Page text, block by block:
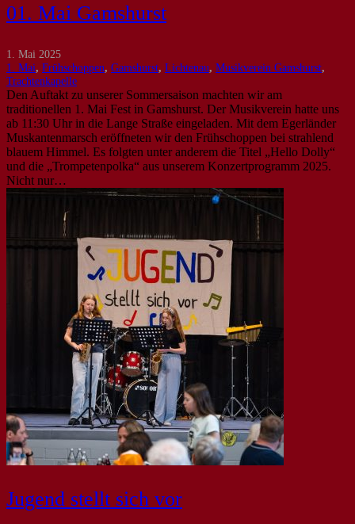
01. Mai Gamshurst
1. Mai 2025
1. Mai, Frühschoppen, Gamshurst, Lichtenau, Musikverein Gamshurst,
Trachtenkapelle
Den Auftakt zu unserer Sommersaison machten wir am
traditionellen 1. Mai Fest in Gamshurst. Der Musikverein hatte uns
ab 11:30 Uhr in die Lange Straße eingeladen. Mit dem Egerländer
Muskantenmarsch eröffneten wir den Frühschoppen bei strahlend
blauem Himmel. Es folgten unter anderem die Titel „Hello Dolly“
und die „Trompetenpolka“ aus unserem Konzertprogramm 2025.
Nicht nur…
Jugend stellt sich vor